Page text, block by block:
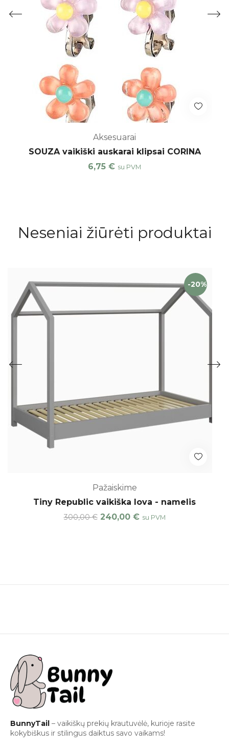
Aksesuarai
SOUZA vaikiški auskarai klipsai CORINA
6,75 € su PVM
Neseniai žiūrėti produktai
-20%
Pažaiskime
Tiny Republic vaikiška lova - namelis
300,00€ 240,00 € su PVM
BunnyTail – vaikiškų prekių krautuvėlė, kurioje rasite
kokybiškus ir stilingus daiktus savo vaikams!